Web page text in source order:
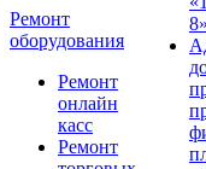
Ремонт
оборудования
Ремонт
онлайн
касс
Ремонт